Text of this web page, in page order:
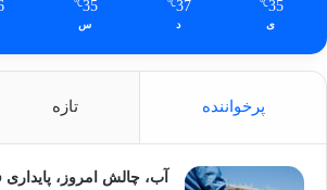
35
℃
ی
37
℃
د
35
℃
س
پرخواننده تازه
آب، چالش امروز، پایداری